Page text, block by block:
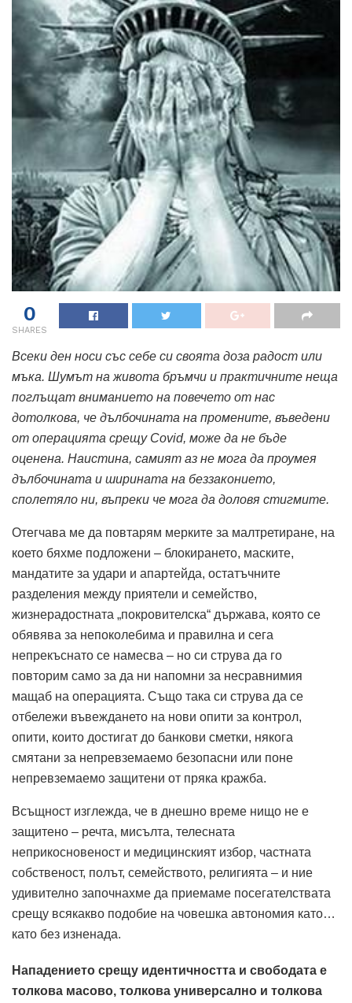
0
SHARES
Всеки ден носи със себе си своята доза радост или
мъка. Шумът на живота бръмчи и практичните неща
поглъщат вниманието на повечето от нас
дотолкова, че дълбочината на промените, въведени
от операцията срещу Covid, може да не бъде
оценена. Наистина, самият аз не мога да проумея
дълбочината и ширината на беззаконието,
сполетяло ни, въпреки че мога да доловя стигмите.
Отегчава ме да повтарям мерките за малтретиране, на
което бяхме подложени – блокирането, маските,
мандатите за удари и апартейда, остатъчните
разделения между приятели и семейство,
жизнерадостната „покровителска“ държава, която се
обявява за непоколебима и правилна и сега
непрекъснато се намесва – но си струва да го
повторим само за да ни напомни за несравнимия
мащаб на операцията. Също така си струва да се
отбележи въвеждането на нови опити за контрол,
опити, които достигат до банкови сметки, някога
смятани за непревземаемо безопасни или поне
непревземаемо защитени от пряка кражба.
Всъщност изглежда, че в днешно време нищо не е
защитено – речта, мисълта, телесната
неприкосновеност и медицинският избор, частната
собственост, полът, семейството, религията – и ние
удивително започнахме да приемаме посегателствата
срещу всякакво подобие на човешка автономия като…
като без изненада.
Нападението срещу идентичността и свободата е
толкова масово, толкова универсално и толкова